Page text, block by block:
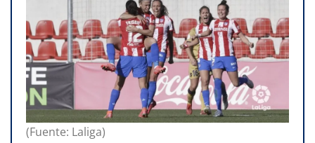
(Fuente: Laliga)